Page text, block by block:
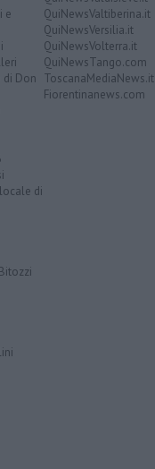
e
di Don
di
QuiNewsValtiberina.it
QuiNewsVersilia.it
QuiNewsVolterra.it
QuiNewsTango.com
ToscanaMediaNews.it
Fiorentinanews.com